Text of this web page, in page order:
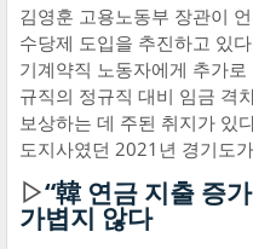
김영훈 고용노동부 장관이
수당제 도입을 추진하고 있
기계약직 노동자에게 추가
규직의 정규직 대비 임금 격
보상하는 데 주된 취지가 있
도지사였던 2021년 경기도
▷“韓 연금 지출 증
가볍지 않다